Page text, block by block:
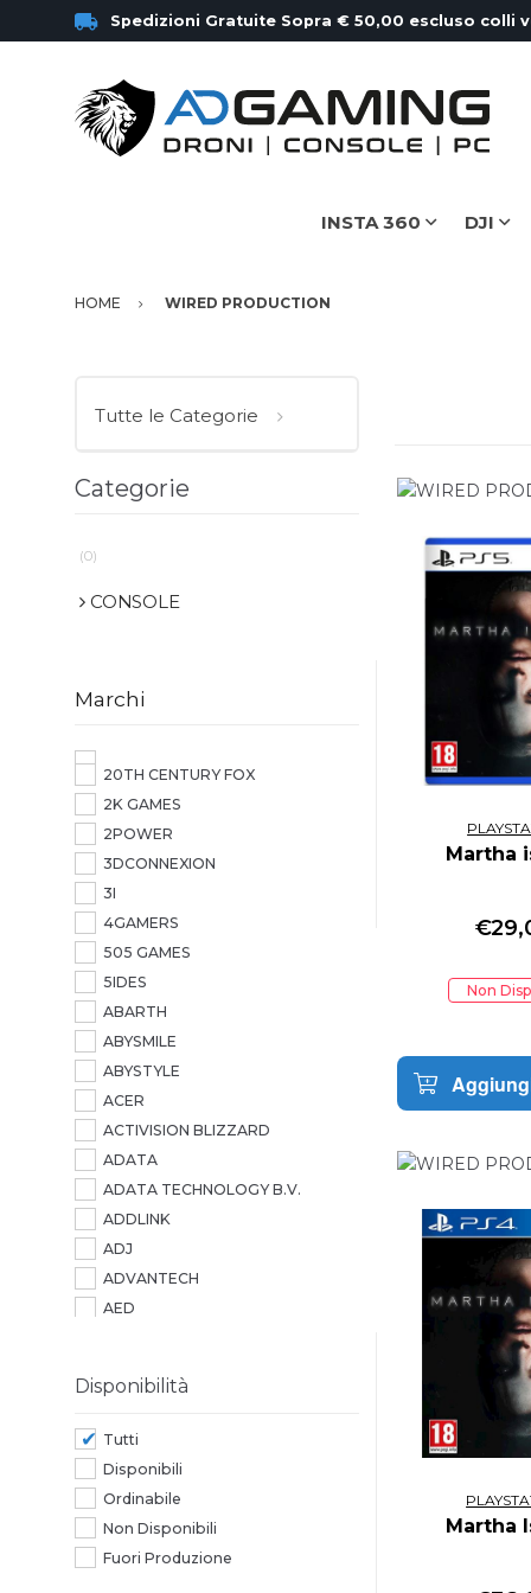
Spedizioni Gratuite Sopra € 50,00 escluso colli
INSTA 360 DJI
HOME WIRED PRODUCTION
Martha
€
Non
Martha
Tutte le Categorie
Categorie
(0)
CONSOLE
Marchi
20TH CENTURY FOX
2K GAMES
2POWER
3DCONNEXION
3I
4GAMERS
505 GAMES
5IDES
ABARTH
ABYSMILE
ABYSTYLE
ACER
ACTIVISION BLIZZARD
ADATA
ADATA TECHNOLOGY B.V.
ADDLINK
ADJ
ADVANTECH
AED
AGI
Disponibilità
Tutti
Disponibili
Ordinabile
Non Disponibili
Fuori Produzione